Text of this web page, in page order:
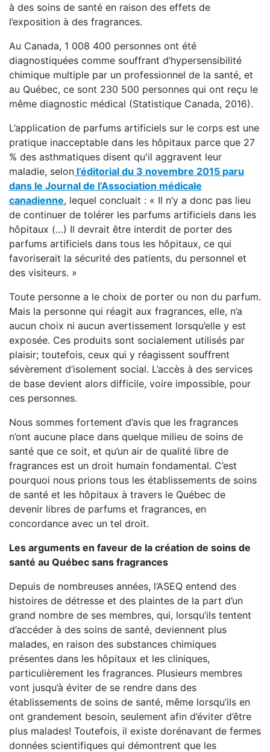
à des soins de santé en raison des effets de
l’exposition à des fragrances.
Au Canada, 1 008 400 personnes ont été
diagnostiquées comme souffrant d’hypersensibilité
chimique multiple par un professionnel de la santé, et
au Québec, ce sont 230 500 personnes qui ont reçu le
même diagnostic médical (Statistique Canada, 2016).
L’application de parfums artificiels sur le corps est une
pratique inacceptable dans les hôpitaux parce que 27
% des asthmatiques disent qu'il aggravent leur
maladie, selon l’éditorial du 3 novembre 2015 paru
dans le Journal de l’Association médicale
canadienne, lequel concluait : « Il n’y a donc pas lieu
de continuer de tolérer les parfums artificiels dans les
hôpitaux (…) Il devrait être interdit de porter des
parfums artificiels dans tous les hôpitaux, ce qui
favoriserait la sécurité des patients, du personnel et
des visiteurs. »
Toute personne a le choix de porter ou non du parfum.
Mais la personne qui réagit aux fragrances, elle, n’a
aucun choix ni aucun avertissement lorsqu’elle y est
exposée. Ces produits sont socialement utilisés par
plaisir; toutefois, ceux qui y réagissent souffrent
sévèrement d’isolement social. L’accès à des services
de base devient alors difficile, voire impossible, pour
ces personnes.
Nous sommes fortement d’avis que les fragrances
n’ont aucune place dans quelque milieu de soins de
santé que ce soit, et qu’un air de qualité libre de
fragrances est un droit humain fondamental. C’est
pourquoi nous prions tous les établissements de soins
de santé et les hôpitaux à travers le Québec de
devenir libres de parfums et fragrances, en
concordance avec un tel droit.
Les arguments en faveur de la création de soins de
santé au Québec sans fragrances
Depuis de nombreuses années, l’ASEQ entend des
histoires de détresse et des plaintes de la part d’un
grand nombre de ses membres, qui, lorsqu’ils tentent
d’accéder à des soins de santé, deviennent plus
malades, en raison des substances chimiques
présentes dans les hôpitaux et les cliniques,
particulièrement les fragrances. Plusieurs membres
vont jusqu’à éviter de se rendre dans des
établissements de soins de santé, même lorsqu’ils en
ont grandement besoin, seulement afin d’éviter d’être
plus malades! Toutefois, il existe dorénavant de fermes
données scientifiques qui démontrent que les